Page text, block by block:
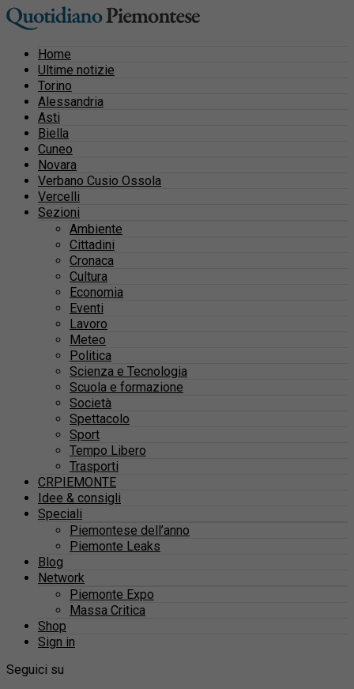
Home
Ultime notizie
Torino
Alessandria
Asti
Biella
Cuneo
Novara
Verbano Cusio Ossola
Vercelli
Sezioni
Ambiente
Cittadini
Cronaca
Cultura
Economia
Eventi
Lavoro
Meteo
Politica
Scienza e Tecnologia
Scuola e formazione
Società
Spettacolo
Sport
Tempo Libero
Trasporti
CRPIEMONTE
Idee & consigli
Speciali
Piemontese dell’anno
Piemonte Leaks
Blog
Network
Piemonte Expo
Massa Critica
Shop
Sign in
Seguici su